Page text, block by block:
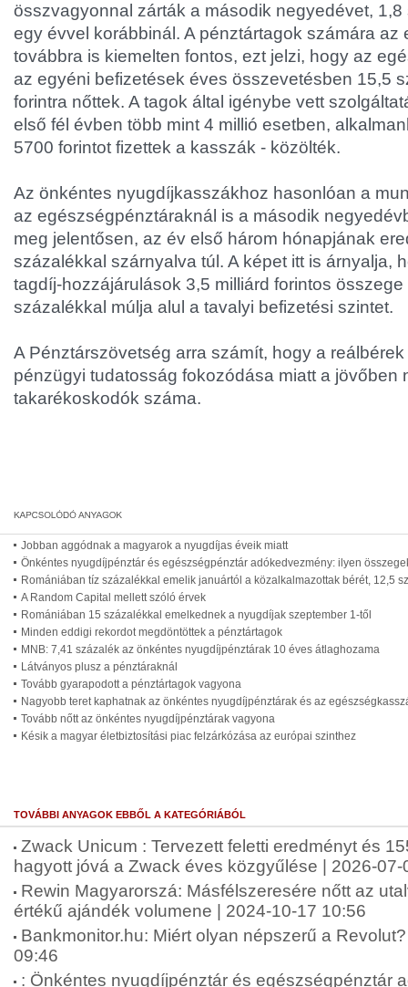
összvagyonnal zárták a második negyedévet,
egy évvel korábbinál. A pénztártagok számára az
továbbra is kiemelten fontos, ezt jelzi, hogy az
az egyéni befizetések éves összevetésben 15,5
forintra nőttek. A tagok által igénybe vett
első fél évben több mint 4 millió esetben,
5700 forintot fizettek a kasszák - közölték.
Az önkéntes nyugdíjkasszákhoz hasonlóan a
az egészségpénztáraknál is a második
meg jelentősen, az év első három hónapjának
százalékkal szárnyalva túl. A képet itt is árnyalja,
tagdíj-hozzájárulások 3,5 milliárd forintos
százalékkal múlja alul a tavalyi befizetési szintet.
A Pénztárszövetség arra számít, hogy a
pénzügyi tudatosság fokozódása miatt a jövőben
takarékoskodók száma.
Jobban aggódnak a magyarok a nyugdíjas éveik miatt
Önkéntes nyugdíjpénztár és egészségpénztár adókedvezmény: ilyen
Romániában tíz százalékkal emelik januártól a közalkalmazottak bérét, 12,5
A Random Capital mellett szóló érvek
Romániában 15 százalékkal emelkednek a nyugdíjak szeptember 1-től
Minden eddigi rekordot megdöntöttek a pénztártagok
MNB: 7,41 százalék az önkéntes nyugdíjpénztárak 10 éves átlaghozama
Látványos plusz a pénztáraknál
Tovább gyarapodott a pénztártagok vagyona
Nagyobb teret kaphatnak az önkéntes nyugdíjpénztárak és az
Tovább nőtt az önkéntes nyugdíjpénztárak vagyona
Késik a magyar életbiztosítási piac felzárkózása az európai szinthez
TOVÁBBI ANYAGOK EBBŐL A KATEGÓRIÁBÓL
Zwack Unicum : Tervezett feletti eredményt és
hagyott jóvá a Zwack éves közgyűlése | 2026-07-
Rewin Magyarorszá: Másfélszeresére nőtt az
értékű ajándék volumene | 2024-10-17 10:56
Bankmonitor.hu: Miért olyan népszerű a
09:46
: Önkéntes nyugdíjpénztár és egészségpénztár